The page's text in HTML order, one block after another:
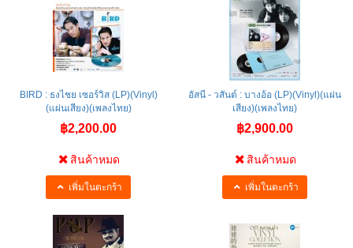
BIRD : ธงไชย เซอร์วิส (LP)(Vinyl)
(แผ่นเสียง)(เพลงไทย)
฿2,200.00
สินค้าหมด
เพิ่มในตะกร้า
อัสนี - วสันต์ : บางอ้อ (LP)(Vinyl)(แผ่น
เสียง)(เพลงไทย)
฿2,900.00
สินค้าหมด
เพิ่มในตะกร้า